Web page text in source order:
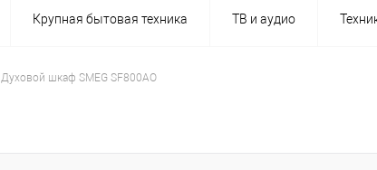
Крупная бытовая техника ТВ и аудио
Духовой шкаф SMEG SF800AO